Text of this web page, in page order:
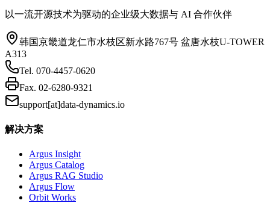
以一流开源技术为驱动的企业级大数据与 AI 合作伙伴
韩国京畿道龙仁市水枝区新水路767号 盆唐水枝U-TOWER
A313
Tel. 070-4457-0620
Fax. 02-6280-9321
support[at]data-dynamics.io
解决方案
Argus Insight
Argus Catalog
Argus RAG Studio
Argus Flow
Orbit Works